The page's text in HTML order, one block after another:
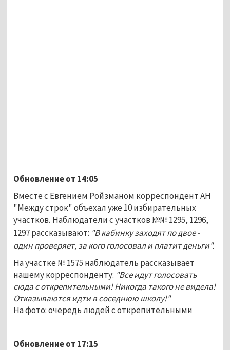
Обновление от 14:05
Вместе с Евгением Ройзманом корреспондент АН
"Между строк" объехал уже 10 избирательных
участков. Наблюдатели с участков №№ 1295, 1296,
1297 рассказывают: "В кабинку заходят по двое -
один проверяет, за кого голосовал и платит деньги".
На участке № 1575 наблюдатель рассказывает
нашему корреспонденту: "Все идут голосовать
сюда с открепительными! Никогда такого не видела!
Отказываются идти в соседнюю школу!"
На фото: очередь людей с открепительными
Обновление от 17:15